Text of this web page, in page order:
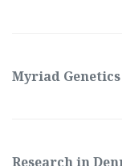
Myriad
Research in